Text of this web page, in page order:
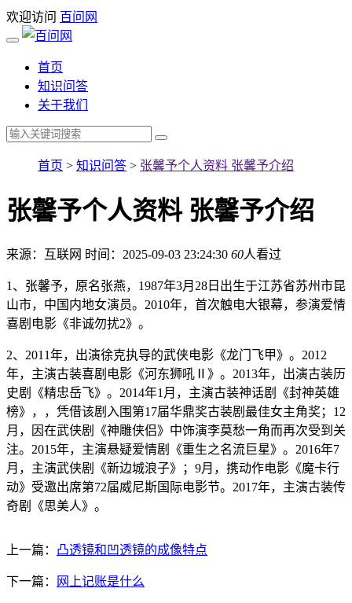
欢迎访问 百问网
首页
知识问答
关于我们
首页 > 知识问答 > 张馨予个人资料 张馨予介绍
张馨予个人资料 张馨予介绍
来源：互联网 时间：2025-09-03 23:24:30 60人看过
1、张馨予，原名张燕，1987年3月28日出生于江苏省苏州市昆
山市，中国内地女演员。2010年，首次触电大银幕，参演爱情
喜剧电影《非诚勿扰2》。
2、2011年，出演徐克执导的武侠电影《龙门飞甲》。2012
年，主演古装喜剧电影《河东狮吼Ⅱ》。2013年，出演古装历
史剧《精忠岳飞》。2014年1月，主演古装神话剧《封神英雄
榜》，，凭借该剧入围第17届华鼎奖古装剧最佳女主角奖；12
月，因在武侠剧《神雕侠侣》中饰演李莫愁一角而再次受到关
注。2015年，主演悬疑爱情剧《重生之名流巨星》。2016年7
月，主演武侠剧《新边城浪子》；9月，携动作电影《魔卡行
动》受邀出席第72届威尼斯国际电影节。2017年，主演古装传
奇剧《思美人》。
上一篇： 凸透镜和凹透镜的成像特点
下一篇： 网上记账是什么